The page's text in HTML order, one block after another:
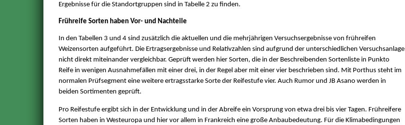
Ergebnisse für die Standortgruppen sind in Tabelle 2 zu finden.
Frühreife Sorten haben Vor- und Nachteile
In den Tabellen 3 und 4 sind zusätzlich die aktuellen und die mehrjährigen Versuchsergebnisse von frühreifen
Weizensorten aufgeführt. Die Ertragsergebnisse und Relativzahlen sind aufgrund der unterschiedlichen Versuchsanlage
nicht direkt miteinander vergleichbar. Geprüft werden hier Sorten, die in der Beschreibenden Sortenliste in Punkto
Reife in wenigen Ausnahmefällen mit einer drei, in der Regel aber mit einer vier beschrieben sind. Mit Porthus steht im
normalen Prüfsegment eine weitere ertragsstarke Sorte der Reifestufe vier. Auch Rumor und JB Asano werden in
beiden Sortimenten geprüft.
Pro Reifestufe ergibt sich in der Entwicklung und in der Abreife ein Vorsprung von etwa drei bis vier Tagen. Frühreifere
Sorten haben in Westeuropa und hier vor allem in Frankreich eine große Anbaubedeutung. Für die Klimabedingungen